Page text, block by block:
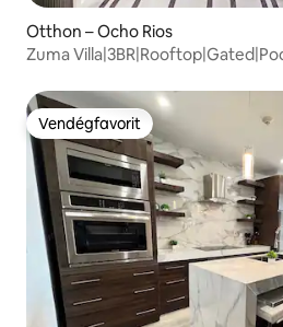
Otthon – Ocho Rios
Zuma
Vendégfavorit
Vendégfavorit